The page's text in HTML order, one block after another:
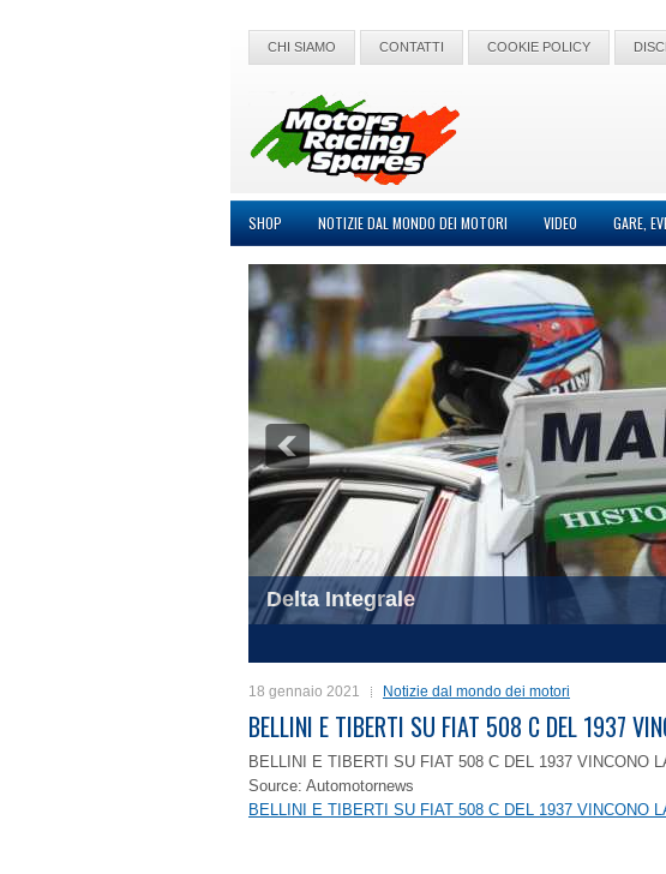
CHI SIAMO CONTATTI COOKIE POLICY
SHOP NOTIZIE DAL MONDO DEI MOTORI VIDEO GARE,
Delta Integrale
18 gennaio 2021 Notizie dal mondo dei motori
BELLINI E TIBERTI SU FIAT 508 C DEL 1937
BELLINI E TIBERTI SU FIAT 508 C DEL 1937 VINCONO
Source: Automotornews
BELLINI E TIBERTI SU FIAT 508 C DEL 1937 VINCONO